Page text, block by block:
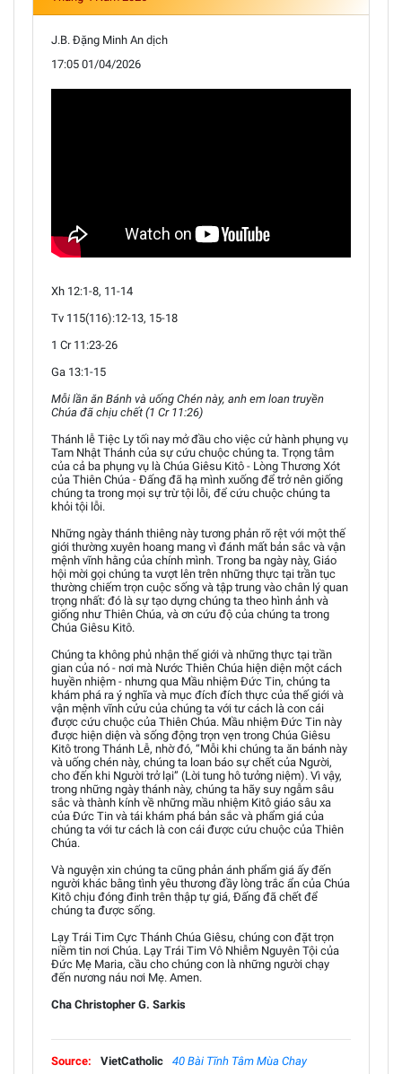
J.B. Đặng Minh An dịch
17:05 01/04/2026
Xh 12:1-8, 11-14
Tv 115(116):12-13, 15-18
1 Cr 11:23-26
Ga 13:1-15
Mỗi lần ăn Bánh và uống Chén này, anh em loan truyền
Chúa đã chịu chết (1 Cr 11:26)
Thánh lễ Tiệc Ly tối nay mở đầu cho việc cử hành phụng vụ
Tam Nhật Thánh của sự cứu chuộc chúng ta. Trọng tâm
của cả ba phụng vụ là Chúa Giêsu Kitô - Lòng Thương Xót
của Thiên Chúa - Đấng đã hạ mình xuống để trở nên giống
chúng ta trong mọi sự trừ tội lỗi, để cứu chuộc chúng ta
khỏi tội lỗi.
Những ngày thánh thiêng này tương phản rõ rệt với một thế
giới thường xuyên hoang mang vì đánh mất bản sắc và vận
mệnh vĩnh hằng của chính mình. Trong ba ngày này, Giáo
hội mời gọi chúng ta vượt lên trên những thực tại trần tục
thường chiếm trọn cuộc sống và tập trung vào chân lý quan
trọng nhất: đó là sự tạo dựng chúng ta theo hình ảnh và
giống như Thiên Chúa, và ơn cứu độ của chúng ta trong
Chúa Giêsu Kitô.
Chúng ta không phủ nhận thế giới và những thực tại trần
gian của nó - nơi mà Nước Thiên Chúa hiện diện một cách
huyền nhiệm - nhưng qua Mầu nhiệm Đức Tin, chúng ta
khám phá ra ý nghĩa và mục đích đích thực của thế giới và
vận mệnh vĩnh cửu của chúng ta với tư cách là con cái
được cứu chuộc của Thiên Chúa. Mầu nhiệm Đức Tin này
được hiện diện và sống động trọn vẹn trong Chúa Giêsu
Kitô trong Thánh Lễ, nhờ đó, “Mỗi khi chúng ta ăn bánh này
và uống chén này, chúng ta loan báo sự chết của Người,
cho đến khi Người trở lại” (Lời tung hô tưởng niệm). Vì vậy,
trong những ngày thánh này, chúng ta hãy suy ngẫm sâu
sắc và thành kính về những mầu nhiệm Kitô giáo sâu xa
của Đức Tin và tái khám phá bản sắc và phẩm giá của
chúng ta với tư cách là con cái được cứu chuộc của Thiên
Chúa.
Và nguyện xin chúng ta cũng phản ánh phẩm giá ấy đến
người khác bằng tình yêu thương đầy lòng trắc ẩn của Chúa
Kitô chịu đóng đinh trên thập tự giá, Đấng đã chết để
chúng ta được sống.
Lạy Trái Tim Cực Thánh Chúa Giêsu, chúng con đặt trọn
niềm tin nơi Chúa. Lạy Trái Tim Vô Nhiễm Nguyên Tội của
Đức Mẹ Maria, cầu cho chúng con là những người chạy
đến nương náu nơi Mẹ. Amen.
Cha Christopher G. Sarkis
Source: VietCatholic 40 Bài Tĩnh Tâm Mùa Chay